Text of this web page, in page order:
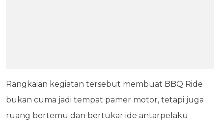
Rangkaian kegiatan tersebut membuat BBQ Ride
bukan cuma jadi tempat pamer motor, tetapi juga
ruang bertemu dan bertukar ide antarpelaku